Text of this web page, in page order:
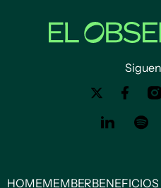
HOMEMEMBER